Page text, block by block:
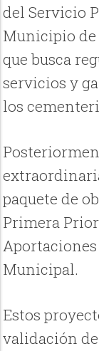
del Servicio
Municipio
que busca
servicios y
los
paquete de
Primera
Municipal.
Estos
validación